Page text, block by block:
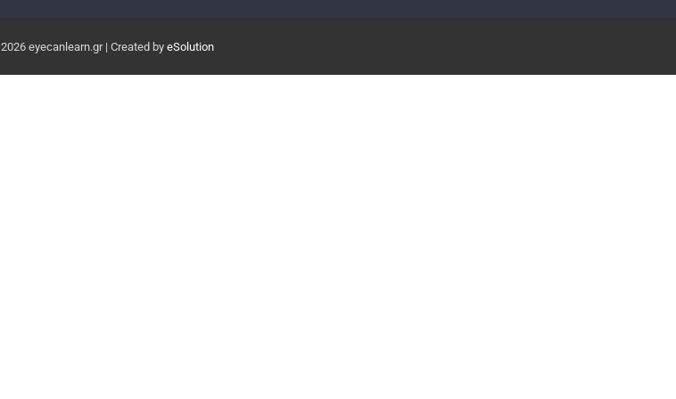
2026 eyecanlearn.gr | Created by eSolution